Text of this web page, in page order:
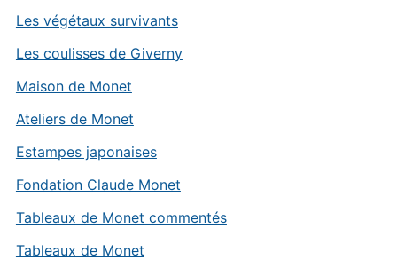
Les végétaux survivants
Les coulisses de Giverny
Maison de Monet
Ateliers de Monet
Estampes japonaises
Fondation Claude Monet
Tableaux de Monet commentés
Tableaux de Monet